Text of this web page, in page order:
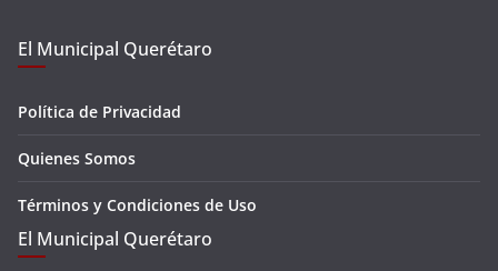
El Municipal Querétaro
Política de Privacidad
Quienes Somos
Términos y Condiciones de Uso
El Municipal Querétaro